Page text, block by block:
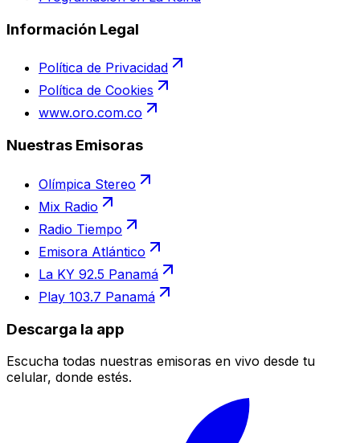
Información Legal
Política de Privacidad
Política de Cookies
www.oro.com.co
Nuestras Emisoras
Olímpica Stereo
Mix Radio
Radio Tiempo
Emisora Atlántico
La KY 92.5 Panamá
Play 103.7 Panamá
Descarga la app
Escucha todas nuestras emisoras en vivo desde tu
celular, donde estés.